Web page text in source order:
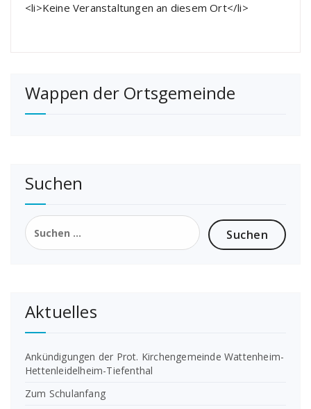
<li>Keine Veranstaltungen an diesem Ort</li>
Wappen der Ortsgemeinde
Suchen
Suchen
nach:
Aktuelles
Ankündigungen der Prot. Kirchengemeinde Wattenheim-
Hettenleidelheim-Tiefenthal
Zum Schulanfang